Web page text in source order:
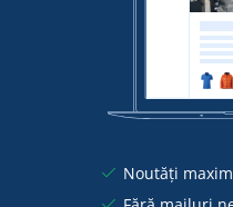
Noutăți